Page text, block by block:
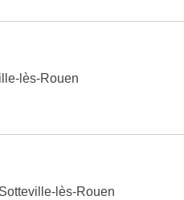
lès-Rouen
lès-Rouen